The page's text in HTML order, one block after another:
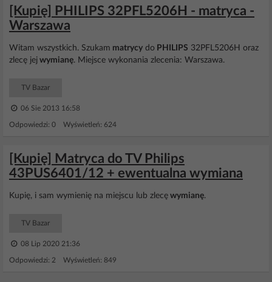
[Kupię] PHILIPS 32PFL5206H - matryca -
Warszawa
Witam wszystkich. Szukam matrycy do PHILIPS 32PFL5206H oraz
zlecę jej wymianę. Miejsce wykonania zlecenia: Warszawa.
TV Bazar
06 Sie 2013 16:58
Odpowiedzi: 0 Wyświetleń: 624
[Kupię] Matryca do TV Philips
43PUS6401/12 + ewentualna wymiana
Kupię, i sam wymienię na miejscu lub zlecę wymianę.
TV Bazar
08 Lip 2020 21:36
Odpowiedzi: 2 Wyświetleń: 849